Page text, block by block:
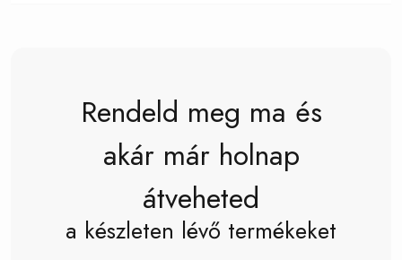
Rendeld meg ma és
akár már holnap
átveheted
a készleten lévő termékeket